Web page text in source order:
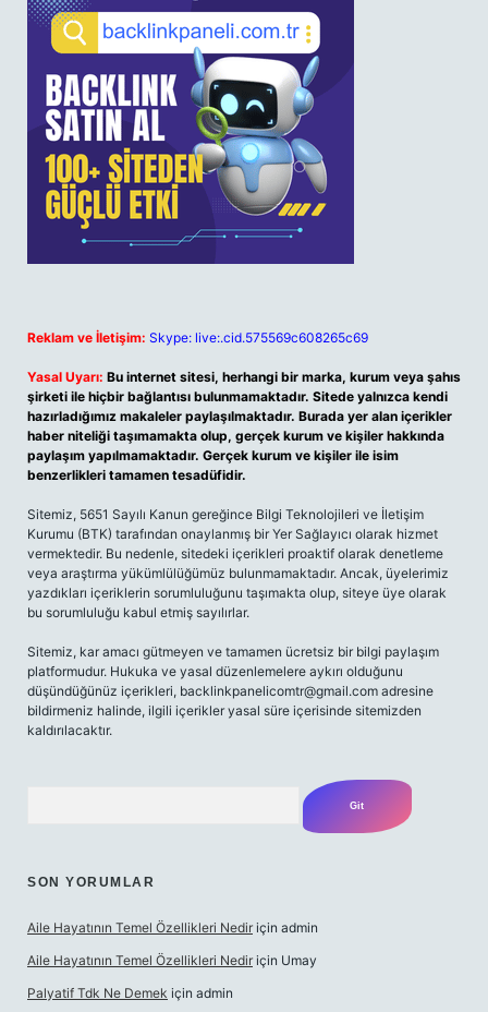
Reklam ve İletişim: Skype: live:.cid.575569c608265c69
Yasal Uyarı: Bu internet sitesi, herhangi bir marka, kurum veya şahıs
şirketi ile hiçbir bağlantısı bulunmamaktadır. Sitede yalnızca kendi
hazırladığımız makaleler paylaşılmaktadır. Burada yer alan içerikler
haber niteliği taşımamakta olup, gerçek kurum ve kişiler hakkında
paylaşım yapılmamaktadır. Gerçek kurum ve kişiler ile isim
benzerlikleri tamamen tesadüfidir.
Sitemiz, 5651 Sayılı Kanun gereğince Bilgi Teknolojileri ve İletişim
Kurumu (BTK) tarafından onaylanmış bir Yer Sağlayıcı olarak hizmet
vermektedir. Bu nedenle, sitedeki içerikleri proaktif olarak denetleme
veya araştırma yükümlülüğümüz bulunmamaktadır. Ancak, üyelerimiz
yazdıkları içeriklerin sorumluluğunu taşımakta olup, siteye üye olarak
bu sorumluluğu kabul etmiş sayılırlar.
Sitemiz, kar amacı gütmeyen ve tamamen ücretsiz bir bilgi paylaşım
platformudur. Hukuka ve yasal düzenlemelere aykırı olduğunu
düşündüğünüz içerikleri, backlinkpanelicomtr@gmail.com adresine
bildirmeniz halinde, ilgili içerikler yasal süre içerisinde sitemizden
kaldırılacaktır.
SON YORUMLAR
Aile Hayatının Temel Özellikleri Nedir için admin
Aile Hayatının Temel Özellikleri Nedir için Umay
Palyatif Tdk Ne Demek için admin